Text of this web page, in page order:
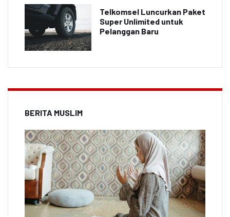
Telkomsel Luncurkan Paket
Super Unlimited untuk
Pelanggan Baru
BERITA MUSLIM